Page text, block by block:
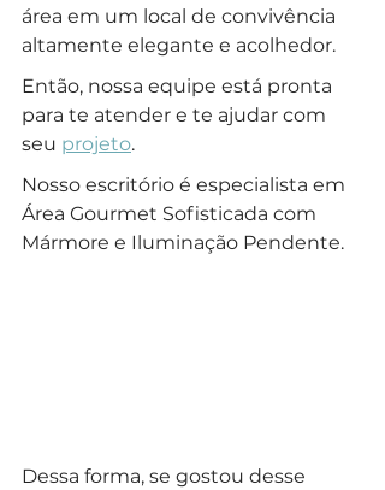
área em um local de convivência
altamente elegante e acolhedor.
Então, nossa equipe está pronta
para te atender e te ajudar com
seu projeto.
Nosso escritório é especialista em
Área Gourmet Sofisticada com
Mármore e Iluminação Pendente.
Dessa forma, se gostou desse